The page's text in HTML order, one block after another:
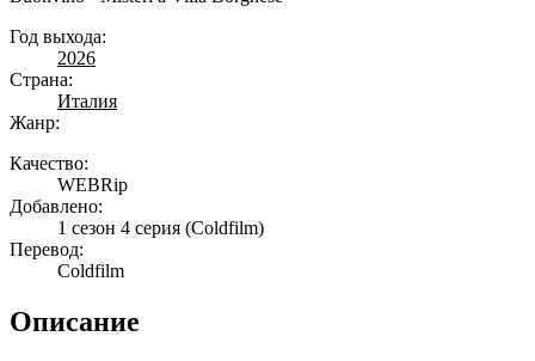
Год выхода:
2026
Страна:
Италия
Жанр:
Качество:
WEBRip
Добавлено:
1 сезон 4 серия (Coldfilm)
Перевод:
Coldfilm
Описание